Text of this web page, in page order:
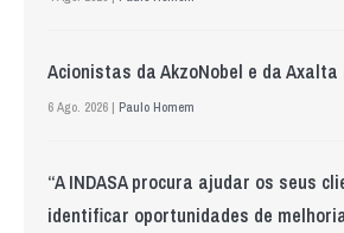
Acionistas da AkzoNobel e da
6 Ago. 2026 | Paulo Homem
“A INDASA procura ajudar os seus
identificar oportunidades de